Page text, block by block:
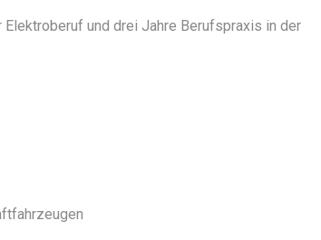
und drei Jahre Berufspraxis in der